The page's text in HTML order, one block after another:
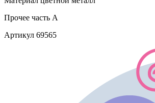
Прочее часть A
Артикул 69565